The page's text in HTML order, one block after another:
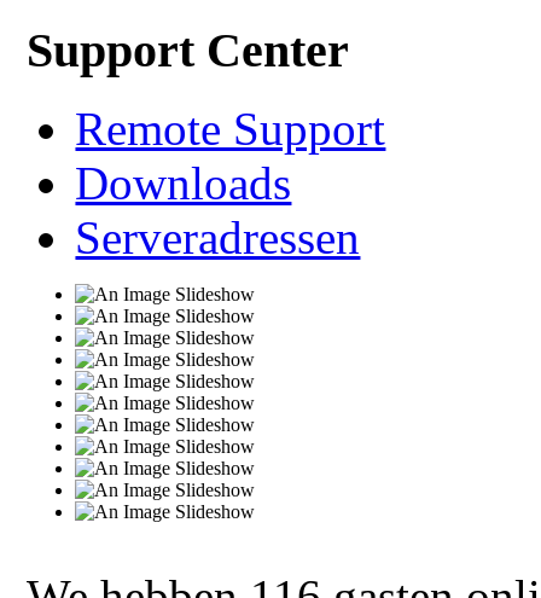
Support Center
Remote Support
Downloads
Serveradressen